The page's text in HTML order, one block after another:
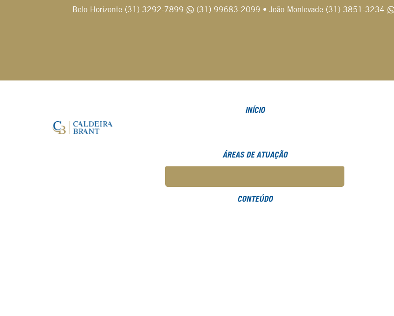
Belo Horizonte (31) 3292-7899 (31) 99683-2099 • João Monlevade (31) 3851-3234
INÍCIO
ÁREAS DE ATUAÇÃO
CONTEÚDO